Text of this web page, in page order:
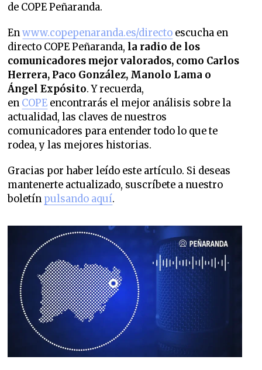
de COPE Peñaranda.
Enwww.copepenaranda.es/directo escucha en
directo COPE Peñaranda, la radio de los
comunicadores mejor valorados, como Carlos
Herrera, Paco González, Manolo Lama o
Ángel Expósito. Y recuerda,
en COPE encontrarás el mejor análisis sobre la
actualidad, las claves de nuestros
comunicadores para entender todo lo que te
rodea, y las mejores historias.
Gracias por haber leído este artículo. Si deseas
mantenerte actualizado, suscríbete a nuestro
boletín pulsando aquí.